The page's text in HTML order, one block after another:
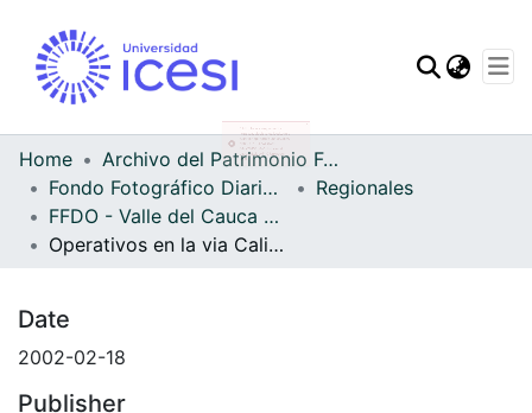
Home
Archivo del Patrimonio Fotográfico y Fílmico del Valle del Cauca
Fondo Fotográfico Diario Occidente
Regionales
FFDO - Valle del Cauca - Patrimonial
Operativos en la via Cali-Ginebra
Date
2002-02-18
Publisher